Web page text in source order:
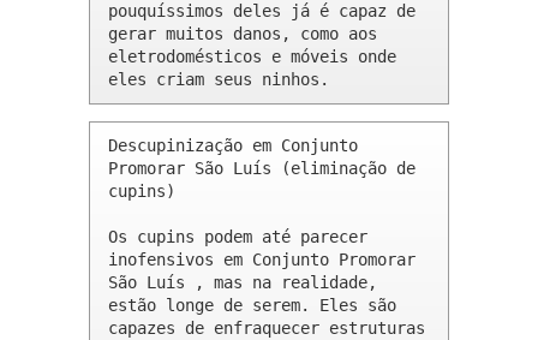
pouquíssimos deles já é capaz de
gerar muitos danos, como aos
eletrodomésticos e móveis onde
eles criam seus ninhos.
Descupinização em Conjunto
Promorar São Luís (eliminação de
cupins)
Os cupins podem até parecer
inofensivos em Conjunto Promorar
São Luís , mas na realidade,
estão longe de serem. Eles são
capazes de enfraquecer estruturas